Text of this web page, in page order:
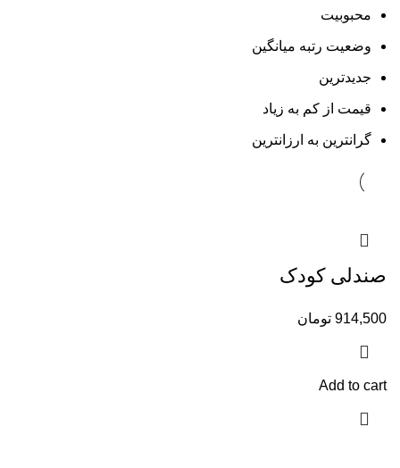
محبوبیت
وضعیت رتبه میانگین
جدیدترین
قیمت از کم به زیاد
گرانترین به ارزانترین
صندلی کودک
914,500 تومان
Add to cart